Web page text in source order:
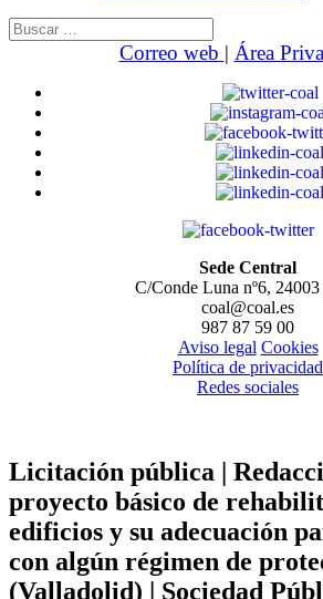
Buscar:
Correo web | Área
Sede Central
C/Conde Luna nº6,
coal@coal.es
987 87 59 00
Aviso legal Cookies
Política de privacidad
Redes sociales
Licitación pública |
proyecto básico de
edificios y su adecuación
con algún régimen de
(Valladolid) | Sociedad